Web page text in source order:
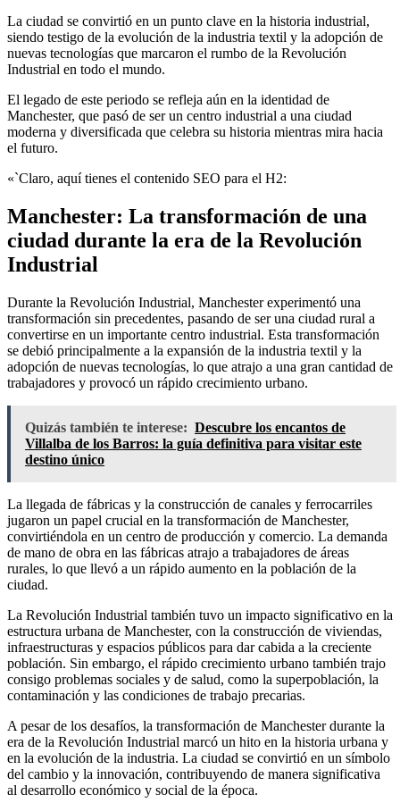
La ciudad se convirtió en un punto clave en la historia industrial,
siendo testigo de la evolución de la industria textil y la adopción de
nuevas tecnologías que marcaron el rumbo de la Revolución
Industrial en todo el mundo.
El legado de este periodo se refleja aún en la identidad de
Manchester, que pasó de ser un centro industrial a una ciudad
moderna y diversificada que celebra su historia mientras mira hacia
el futuro.
«`Claro, aquí tienes el contenido SEO para el H2:
Manchester: La transformación de una
ciudad durante la era de la Revolución
Industrial
Durante la Revolución Industrial, Manchester experimentó una
transformación sin precedentes, pasando de ser una ciudad rural a
convertirse en un importante centro industrial. Esta transformación
se debió principalmente a la expansión de la industria textil y la
adopción de nuevas tecnologías, lo que atrajo a una gran cantidad de
trabajadores y provocó un rápido crecimiento urbano.
Quizás también te interese: Descubre los encantos de
Villalba de los Barros: la guía definitiva para visitar este
destino único
La llegada de fábricas y la construcción de canales y ferrocarriles
jugaron un papel crucial en la transformación de Manchester,
convirtiéndola en un centro de producción y comercio. La demanda
de mano de obra en las fábricas atrajo a trabajadores de áreas
rurales, lo que llevó a un rápido aumento en la población de la
ciudad.
La Revolución Industrial también tuvo un impacto significativo en la
estructura urbana de Manchester, con la construcción de viviendas,
infraestructuras y espacios públicos para dar cabida a la creciente
población. Sin embargo, el rápido crecimiento urbano también trajo
consigo problemas sociales y de salud, como la superpoblación, la
contaminación y las condiciones de trabajo precarias.
A pesar de los desafíos, la transformación de Manchester durante la
era de la Revolución Industrial marcó un hito en la historia urbana y
en la evolución de la industria. La ciudad se convirtió en un símbolo
del cambio y la innovación, contribuyendo de manera significativa
al desarrollo económico y social de la época.